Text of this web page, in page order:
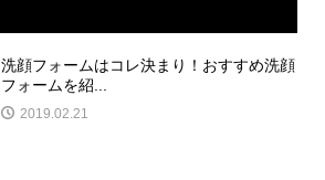
洗顔フォームはコレ決まり！おすすめ洗顔
フォームを紹...
2019.02.21